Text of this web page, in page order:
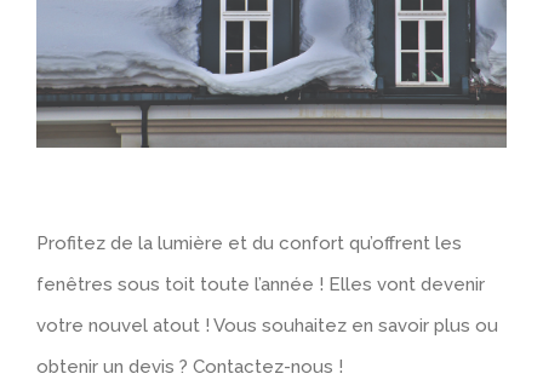
Profitez de la lumière et du confort qu’offrent les
fenêtres sous toit toute l’année ! Elles vont devenir
votre nouvel atout ! Vous souhaitez en savoir plus ou
obtenir un devis ? Contactez-nous !